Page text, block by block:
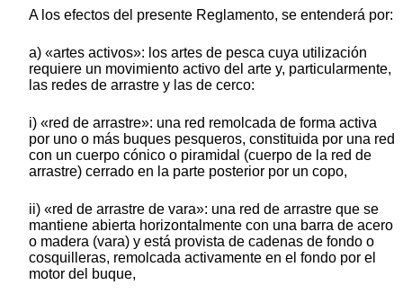
A los efectos del presente Reglamento, se entenderá por:
a) «artes activos»: los artes de pesca cuya utilización
requiere un movimiento activo del arte y, particularmente,
las redes de arrastre y las de cerco:
i) «red de arrastre»: una red remolcada de forma activa
por uno o más buques pesqueros, constituida por una red
con un cuerpo cónico o piramidal (cuerpo de la red de
arrastre) cerrado en la parte posterior por un copo,
ii) «red de arrastre de vara»: una red de arrastre que se
mantiene abierta horizontalmente con una barra de acero
o madera (vara) y está provista de cadenas de fondo o
cosquilleras, remolcada activamente en el fondo por el
motor del buque,